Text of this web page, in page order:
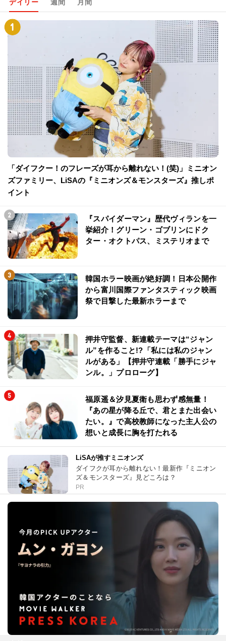
デイリー 週間 月間
「ダイフクー！のフレーズが耳から離れない！(笑)」ミニオン
ズファミリー、LiSAの『ミニオンズ＆モンスターズ』推しポ
イント
『スパイダーマン』歴代ヴィランを一
挙紹介！グリーン・ゴブリンにドク
ター・オクトパス、ミステリオまで
韓国ホラー映画が絶好調！日本公開作
から富川国際ファンタスティック映画
祭で目撃した最新ホラーまで
押井守監督、新連載テーマは“ジャン
ル”を作ること!?「私には私のジャン
ルがある」【押井守連載「勝手にジャ
ンル。」プロローグ】
福原遥＆汐見夏衛も思わず感無量！
『あの星が降る丘で、君とまた出会い
たい。』で高校教師になった主人公の
想いと成長に胸を打たれる
LiSAが推すミニオンズ
ダイフクが耳から離れない！最新作『ミニオン
ズ＆モンスターズ』見どころは？
PR